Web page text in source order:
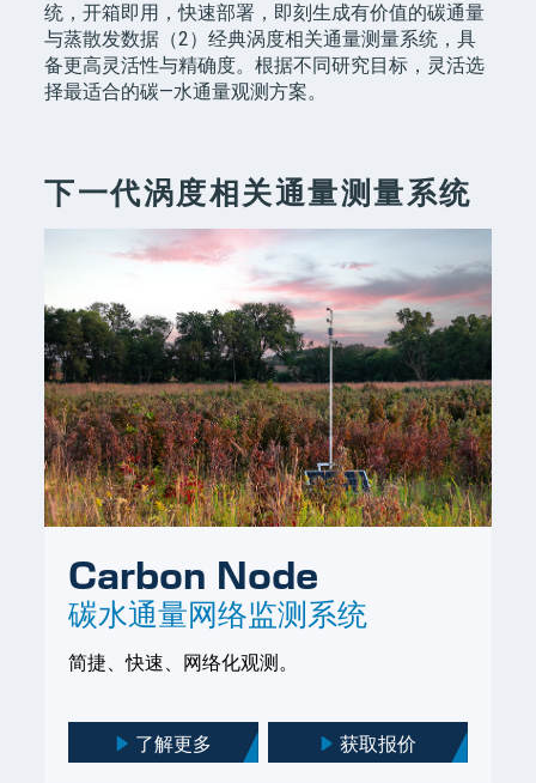
统，开箱即用，快速部署，即刻生成有价值的碳通量
与蒸散发数据（2）经典涡度相关通量测量系统，具
备更高灵活性与精确度。根据不同研究目标，灵活选
择最适合的碳—水通量观测方案。
下一代涡度相关通量测量系统
Carbon Node
碳水通量网络监测系统
简捷、快速、网络化观测。
了解更多 获取报价